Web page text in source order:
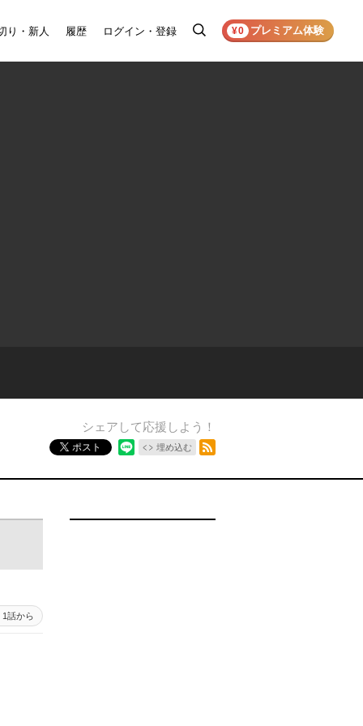
り・新人 履歴 ログイン・登録
検
¥0 プレミアム体験
シェアして応援しよう！
ポスト 埋め込む
1話から